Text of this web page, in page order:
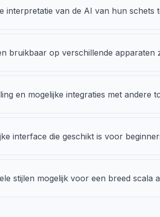
interpretatie van de AI van hun
bruikbaar op verschillende apparaten
en mogelijke integraties met andere
interface die geschikt is voor
stijlen mogelijk voor een breed scala